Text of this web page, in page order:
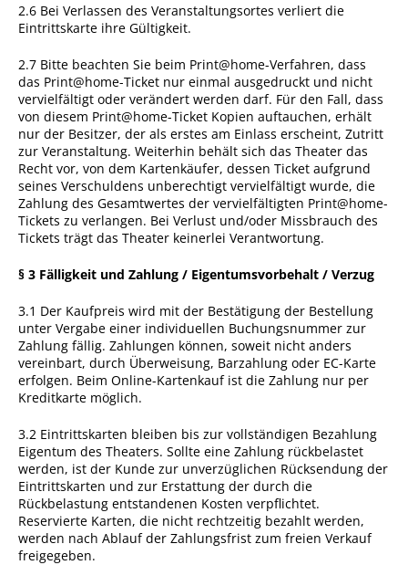
2.6 Bei Verlassen des Veranstaltungsortes verliert die
Eintrittskarte ihre Gültigkeit.
2.7 Bitte beachten Sie beim Print@home-Verfahren, dass
das Print@home-Ticket nur einmal ausgedruckt und nicht
vervielfältigt oder verändert werden darf. Für den Fall, dass
von diesem Print@home-Ticket Kopien auftauchen, erhält
nur der Besitzer, der als erstes am Einlass erscheint, Zutritt
zur Veranstaltung. Weiterhin behält sich das Theater das
Recht vor, von dem Kartenkäufer, dessen Ticket aufgrund
seines Verschuldens unberechtigt vervielfältigt wurde, die
Zahlung des Gesamtwertes der vervielfältigten Print@home-
Tickets zu verlangen. Bei Verlust und/oder Missbrauch des
Tickets trägt das Theater keinerlei Verantwortung.
§ 3 Fälligkeit und Zahlung / Eigentumsvorbehalt / Verzug
3.1 Der Kaufpreis wird mit der Bestätigung der Bestellung
unter Vergabe einer individuellen Buchungsnummer zur
Zahlung fällig. Zahlungen können, soweit nicht anders
vereinbart, durch Überweisung, Barzahlung oder EC-Karte
erfolgen. Beim Online-Kartenkauf ist die Zahlung nur per
Kreditkarte möglich.
3.2 Eintrittskarten bleiben bis zur vollständigen Bezahlung
Eigentum des Theaters. Sollte eine Zahlung rückbelastet
werden, ist der Kunde zur unverzüglichen Rücksendung der
Eintrittskarten und zur Erstattung der durch die
Rückbelastung entstandenen Kosten verpflichtet.
Reservierte Karten, die nicht rechtzeitig bezahlt werden,
werden nach Ablauf der Zahlungsfrist zum freien Verkauf
freigegeben.